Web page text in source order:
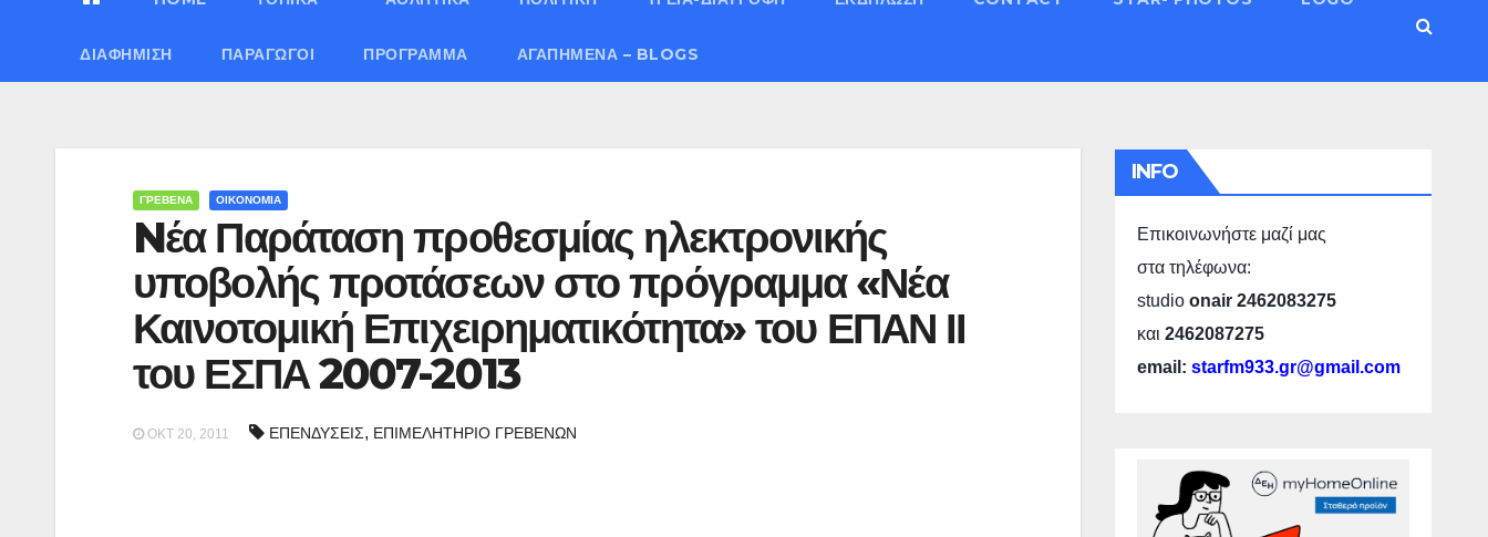
ΔΙΑΦΉΜΙΣΗ ΠΑΡΑΓΩΓΟΊ ΠΡΌΓΡΑΜΜΑ ΑΓΑΠΗΜΈΝΑ – BLOGS
ΓΡΕΒΕΝΑ ΟΙΚΟΝΟΜΙΑ
Nέα Παράταση προθεσμίας ηλεκτρονικής
υποβολής προτάσεων στο πρόγραμμα «Νέα
Καινοτομική Επιχειρηματικότητα» του ΕΠΑΝ ΙΙ
του ΕΣΠΑ 2007-2013
ΟΚΤ 20, 2011 ΕΠΕΝΔΥΣΕΙΣ, ΕΠΙΜΕΛΗΤΗΡΙΟ ΓΡΕΒΕΝΩΝ
INFO
Επικοινωνήστε μαζί μας
στα τηλέφωνα:
studio onair 2462083275
και 2462087275
email: starfm933.gr@gmail.com